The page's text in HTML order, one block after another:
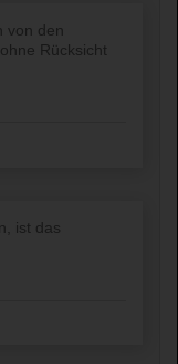
von den
Rücksicht
ist das